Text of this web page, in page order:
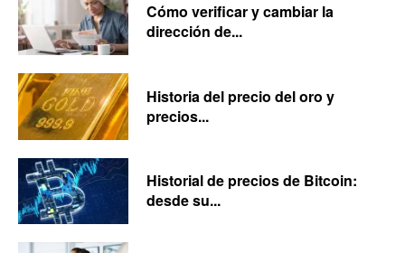
Cómo verificar y cambiar la
dirección de...
Historia del precio del oro y
precios...
Historial de precios de Bitcoin:
desde su...